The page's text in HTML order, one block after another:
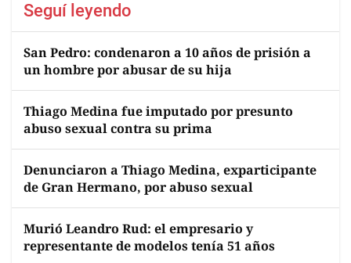
Seguí leyendo
San Pedro: condenaron a 10 años de prisión a
un hombre por abusar de su hija
Thiago Medina fue imputado por presunto
abuso sexual contra su prima
Denunciaron a Thiago Medina, exparticipante
de Gran Hermano, por abuso sexual
Murió Leandro Rud: el empresario y
representante de modelos tenía 51 años